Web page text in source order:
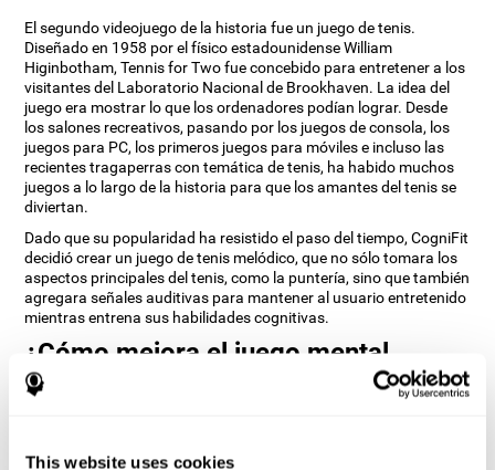
This website uses cookies
El segundo videojuego de la historia fue un juego de tenis.
Diseñado en 1958 por el físico estadounidense William
Higinbotham, Tennis for Two fue concebido para entretener a los
visitantes del Laboratorio Nacional de Brookhaven. La idea del
juego era mostrar lo que los ordenadores podían lograr. Desde
los salones recreativos, pasando por los juegos de consola, los
juegos para PC, los primeros juegos para móviles e incluso las
recientes tragaperras con temática de tenis, ha habido muchos
juegos a lo largo de la historia para que los amantes del tenis se
diviertan.
Dado que su popularidad ha resistido el paso del tiempo, CogniFit
decidió crear un juego de tenis melódico, que no sólo tomara los
aspectos principales del tenis, como la puntería, sino que también
agregara señales auditivas para mantener al usuario entretenido
mientras entrena sus habilidades cognitivas.
¿Cómo mejora el juego mental
“Tenis Melódico” mis habilidades
cognitivas?